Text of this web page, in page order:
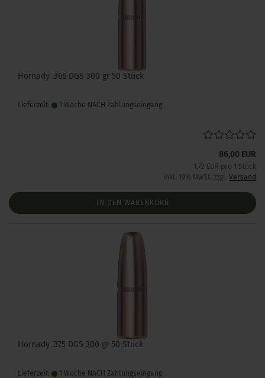
Hornady .366 DGS 300 gr 50 Stück
Lieferzeit: 1 Woche NACH Zahlungseingang
86,00 EUR
1,72 EUR pro 1 Stück
inkl. 19% MwSt. zzgl. Versand
IN DEN WARENKORB
Hornady .375 DGS 300 gr 50 Stück
Lieferzeit: 1 Woche NACH Zahlungseingang